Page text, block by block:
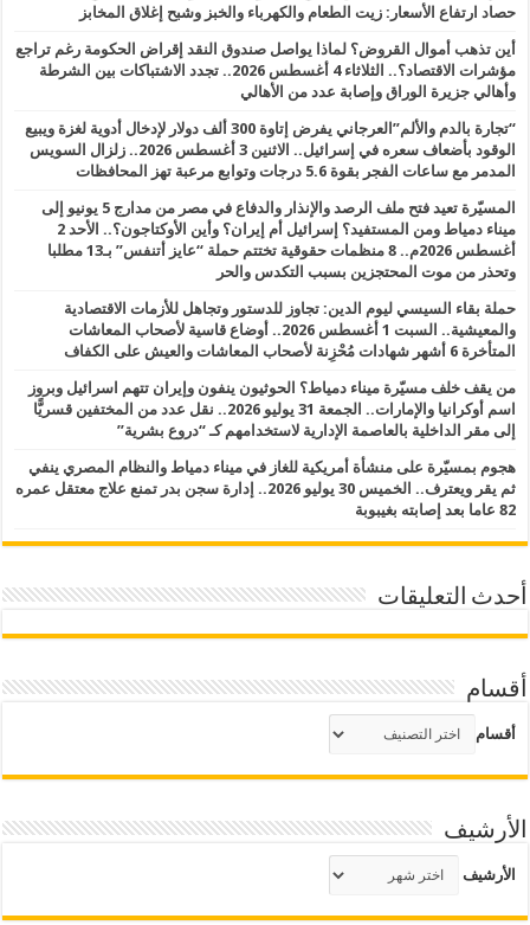
حصاد ارتفاع الأسعار: زيت الطعام والكهرباء والخبز وشبح إغلاق المخابز
أين تذهب أموال القروض؟ لماذا يواصل صندوق النقد إقراض الحكومة رغم تراجع
مؤشرات الاقتصاد؟.. الثلاثاء 4 أغسطس 2026.. تجدد الاشتباكات بين الشرطة
وأهالي جزيرة الوراق وإصابة عدد من الأهالي
“تجارة بالدم والألم”العرجاني يفرض إتاوة 300 ألف دولار لإدخال أدوية لغزة ويبيع
الوقود بأضعاف سعره في إسرائيل.. الاثنين 3 أغسطس 2026.. زلزال السويس
المدمر مع ساعات الفجر بقوة 5.6 درجات وتوابع مرعبة تهز المحافظات
المسيّرة تعيد فتح ملف الرصد والإنذار والدفاع في مصر من مدارج 5 يونيو إلى
ميناء دمياط ومن المستفيد؟ إسرائيل أم إيران؟ وأين الأوكتاجون؟.. الأحد 2
أغسطس 2026م.. 8 منظمات حقوقية تختتم حملة “عايز أتنفس” بـ13 مطلبا
وتحذر من موت المحتجزين بسبب التكدس والحر
حملة بقاء السيسي ليوم الدين: تجاوز للدستور وتجاهل للأزمات الاقتصادية
والمعيشية.. السبت 1 أغسطس 2026.. أوضاع قاسية لأصحاب المعاشات
المتأخرة 6 أشهر شهادات مُحْزِنة لأصحاب المعاشات والعيش على الكفاف
من يقف خلف مسيّرة ميناء دمياط؟ الحوثيون ينفون وإيران تتهم اسرائيل وبروز
اسم أوكرانيا والإمارات.. الجمعة 31 يوليو 2026.. نقل عدد من المختفين قسريًّا
إلى مقر الداخلية بالعاصمة الإدارية لاستخدامهم كـ “دروع بشرية”
هجوم بمسيّرة على منشأة أمريكية للغاز في ميناء دمياط والنظام المصري ينفي
ثم يقر ويعترف.. الخميس 30 يوليو 2026.. إدارة سجن بدر تمنع علاج معتقل عمره
82 عاما بعد إصابته بغيبوبة
أحدث التعليقات
أقسام
أقسام
الأرشيف
الأرشيف